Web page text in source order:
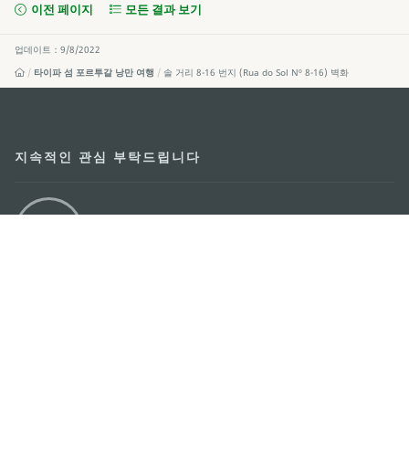
이전 페이지 모든 결과 보기
업데이트：9/8/2022
타이파 섬 포르투갈 낭만 여행
솔 거리 8-16 번지 (Rua do Sol Nº 8-16) 벽화
지속적인 관심 부탁드립니다